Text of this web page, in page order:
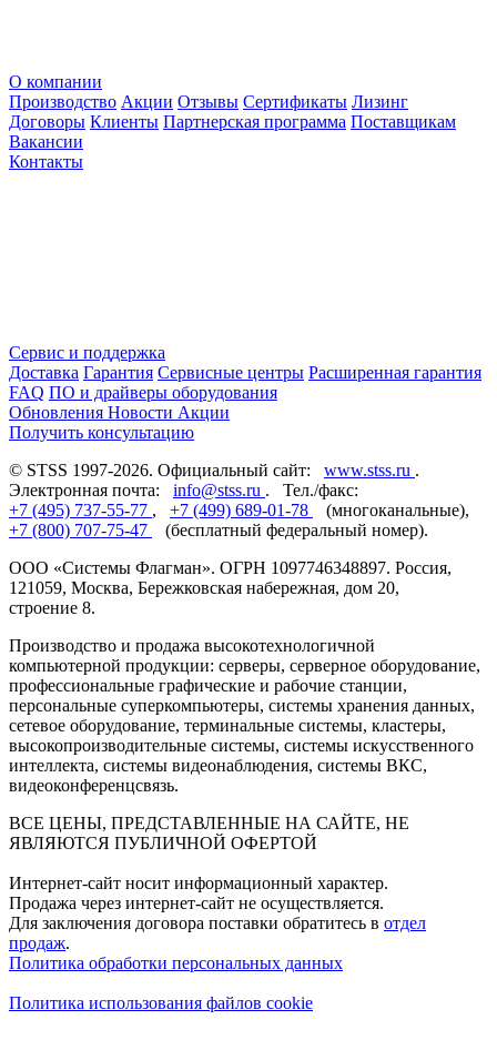
О компании
Производство Акции Отзывы Сертификаты Лизинг
Договоры Клиенты Партнерская программа Поставщикам
Вакансии
Контакты
Сервис и поддержка
Доставка Гарантия Сервисные центры Расширенная гарантия
FAQ ПО и драйверы оборудования
Обновления Новости Акции
Получить консультацию
© STSS 1997-2026. Официальный сайт: www.stss.ru .
Электронная почта: info@stss.ru . Тел./факс:
+7 (495) 737-55-77 , +7 (499) 689-01-78
(многоканальные),
+7 (800) 707-75-47
(бесплатный федеральный номер).
ООО «Системы Флагман». ОГРН 1097746348897. Россия,
121059, Москва, Бережковская набережная, дом 20,
строение 8.
Производство и продажа высокотехнологичной
компьютерной продукции: серверы, серверное оборудование,
профессиональные графические и рабочие станции,
персональные суперкомпьютеры, системы хранения данных,
сетевое оборудование, терминальные системы, кластеры,
высокопроизводительные системы, системы искусственного
интеллекта, системы видеонаблюдения, системы ВКС,
видеоконференцсвязь.
ВСЕ ЦЕНЫ, ПРЕДСТАВЛЕННЫЕ НА САЙТЕ, НЕ
ЯВЛЯЮТСЯ ПУБЛИЧНОЙ ОФЕРТОЙ
Интернет-сайт носит информационный характер.
Продажа через интернет-сайт не осуществляется.
Для заключения договора поставки обратитесь в отдел
продаж.
Политика обработки персональных данных
Политика использования файлов cookie